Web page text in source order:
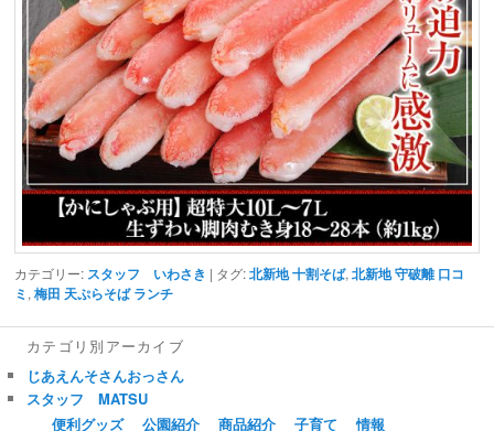
カテゴリー: スタッフ いわさき | タグ:北新地 十割そば,北新地 守破離 口コ
ミ ,梅田 天ぷらそば ランチ
カテゴリ別アーカイブ
じあえんそさんおっさん
スタッフ MATSU
便利グッズ
公園紹介 商品紹介 子育て
情報